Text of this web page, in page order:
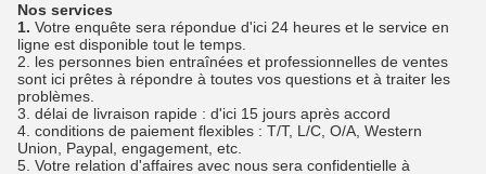
Nos services
1. Votre enquête sera répondue d'ici 24 heures et le service en
ligne est disponible tout le temps.
2. les personnes bien entraînées et professionnelles de ventes
sont ici prêtes à répondre à toutes vos questions et à traiter les
problèmes.
3. délai de livraison rapide : d'ici 15 jours après accord
4. conditions de paiement flexibles : T/T, L/C, O/A, Western
Union, Paypal, engagement, etc.
5. Votre relation d'affaires avec nous sera confidentielle à